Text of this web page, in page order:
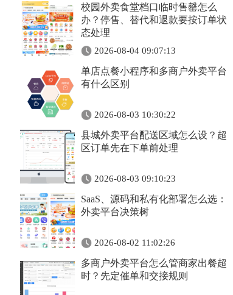
校园外卖食堂档口临时售罄怎么
办？停售、替代和退款要按订单状
态处理
2026-08-04 09:07:13
单店点餐小程序和多商户外卖平台
有什么区别
2026-08-03 10:30:22
县城外卖平台配送区域怎么设？超
区订单先在下单前处理
2026-08-03 09:10:23
SaaS、源码和私有化部署怎么选：
外卖平台决策树
2026-08-02 11:02:26
多商户外卖平台怎么管商家出餐超
时？先定催单和交接规则